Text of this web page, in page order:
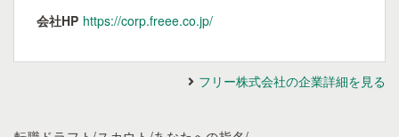
会社HP https://corp.freee.co.jp/
フリー株式会社の企業詳細を見る